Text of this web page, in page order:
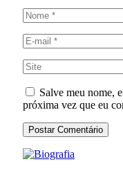
Salve meu nome,
próxima vez que eu